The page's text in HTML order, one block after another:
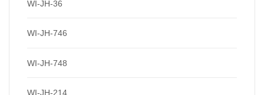
WI-JH-36
WI-JH-746
WI-JH-748
WI-JH-214